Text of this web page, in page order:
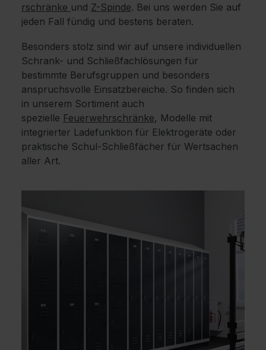
rschränke und Z-Spinde. Bei uns werden Sie auf
jeden Fall fündig und bestens beraten.
Besonders stolz sind wir auf unsere individuellen
Schrank- und Schließfachlösungen für
bestimmte Berufsgruppen und besonders
anspruchsvolle Einsatzbereiche. So finden sich
in unserem Sortiment auch
spezielle Feuerwehrschränke, Modelle mit
integrierter Ladefunktion für Elektrogeräte oder
praktische Schul-Schließfächer für Wertsachen
aller Art.